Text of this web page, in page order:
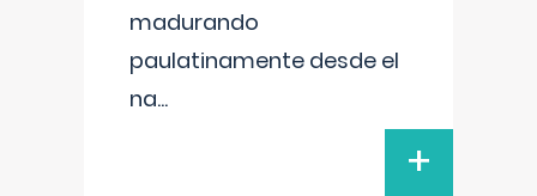
madurando
paulatinamente desde el
na...
+